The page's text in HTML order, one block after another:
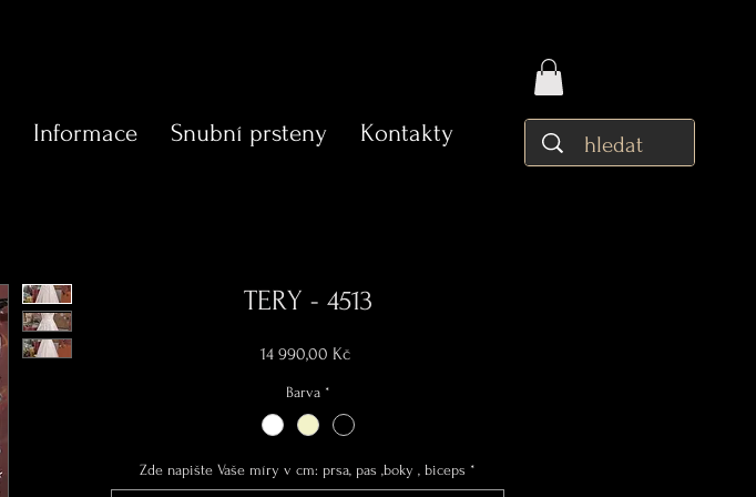
Informace Snubní prsteny Kontakty
TERY - 4513
14 990,00 KčCena
Barva *
Zde napište Vaše míry v cm: prsa, pas ,boky , biceps *